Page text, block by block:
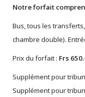
Notre forfait
Bus, tous les
chambre double).
Prix du forfait : Frs
Supplément pour
Supplément pour